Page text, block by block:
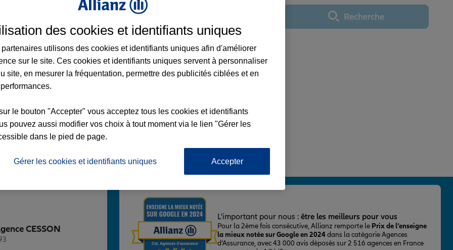
Utiliser ma positionRecherche
Voir l'agence
CESSON
L'important pour nous : être les meilleurs pour vous
Pour la 2ème fois consécutive, Allianz remporte le Prix de l’enseigne
la mieux notée sur Google en 2024dans la catégorie Agences
d’Assurance, avec 43 000 avis déposés sur 2 516 agences en France
des cookies et identifiants uniques
partenaires utilisons des cookies et identifiants uniques afin d'améliorer
sur le site. Ces cookies et identifiants uniques servent à personnaliser
site, en mesurer la fréquentation, permettre des publicités ciblées et en
le bouton "Accepter" vous acceptez tous les cookies et identifiants
pouvez aussi modifier vos choix à tout moment via le lien "Gérer les
dans le pied de page.
Gérer les cookies et identifiants uniques Accepter